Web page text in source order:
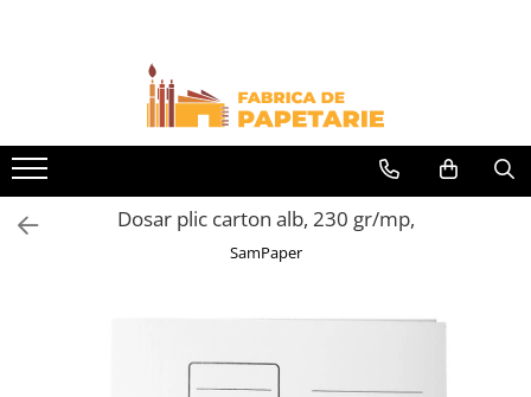
Toate Produsele
Hartie si articole din hartie
Hartie pentru copiator si cartoane
Hartie color pentru copiator
Papetarie personalizata
Bloc Notes-uri spiralizate
Dosar plic carton alb, 230 gr/mp,
SamPaper